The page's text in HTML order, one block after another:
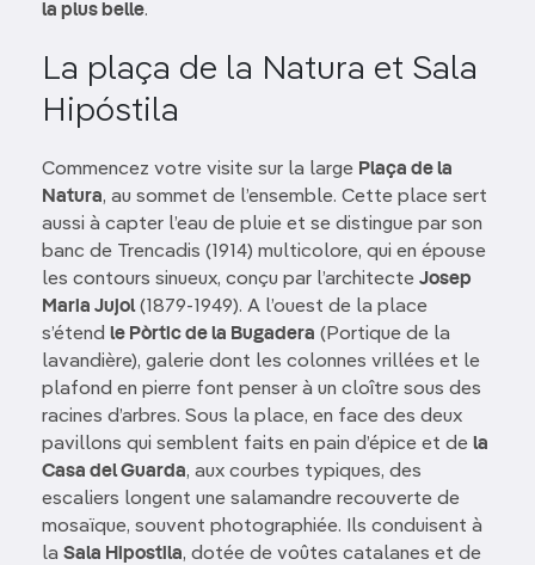
la plus belle.
La plaça de la Natura et Sala
Hipóstila
Commencez votre visite sur la large Plaça de la
Natura, au sommet de l’ensemble. Cette place sert
aussi à capter l’eau de pluie et se distingue par son
banc de Trencadis (1914) multicolore, qui en épouse
les contours sinueux, conçu par l’architecte Josep
Maria Jujol(1879-1949). A l’ouest de la place
s’étend le Pòrtic de la Bugadera (Portique de la
lavandière), galerie dont les colonnes vrillées et le
plafond en pierre font penser à un cloître sous des
racines d’arbres. Sous la place, en face des deux
pavillons qui semblent faits en pain d’épice et de la
Casa del Guarda, aux courbes typiques, des
escaliers longent une salamandre recouverte de
mosaïque, souvent photographiée. Ils conduisent à
la Sala Hipostila, dotée de voûtes catalanes et de